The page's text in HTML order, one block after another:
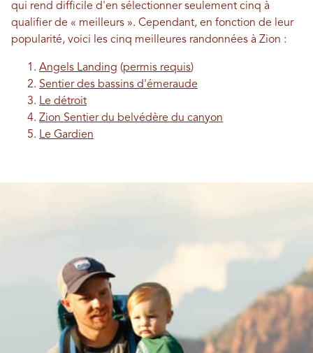
qui rend difficile d'en sélectionner seulement cinq à
qualifier de « meilleurs ». Cependant, en fonction de leur
popularité, voici les cinq meilleures randonnées à Zion :
Angels Landing (permis requis)
Sentier des bassins d'émeraude
Le détroit
Zion Sentier du belvédère du canyon
Le Gardien